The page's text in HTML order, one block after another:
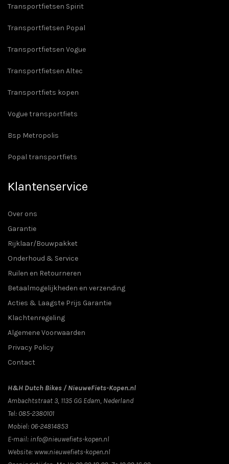
Transportfietsen Spirit
Transportfietsen Popal
Transportfietsen Vogue
Transportfietsen Altec
Transportfiets kopen
Vogue transportfiets
Bsp Metropolis
Popal transportfiets
Klantenservice
Over ons
Garantie
Rijklaar/Bouwpakket
Onderhoud & Service
Ruilen en Retourneren
Betaalmogelijkheden en verzending
Acties & Laagste Prijs Garantie
Klachtenregeling
Algemene Voorwaarden
Privacy Policy
Contact
H&H Dutch Bikes / NieuweFiets-Kopen.nl
Ambachtstraat 3, 1135 GG Edam, Nederland
Tel: 085-2380101
Mobiel: 06-24814853
E-mail: info@nieuwefiets-kopen.nl
Website: www.nieuwefiets-kopen.nl